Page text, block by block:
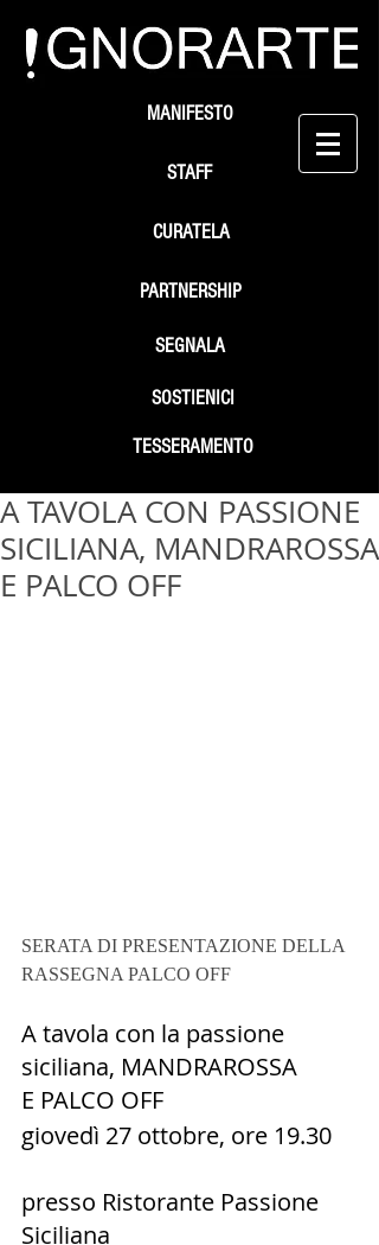
STAFF
SEGNALA
SOSTIENICI
MANIFESTO
PARTNERSHIP
TESSERAMENTO
CURATELA
A TAVOLA CON PASSIONE
SICILIANA, MANDRAROSSA
E PALCO OFF
SERATA DI PRESENTAZIONE DELLA
RASSEGNA PALCO OFF
A tavola con la passione
siciliana, MANDRAROSSA
E PALCO OFF
giovedì 27 ottobre, ore 19.30
presso Ristorante Passione
Siciliana